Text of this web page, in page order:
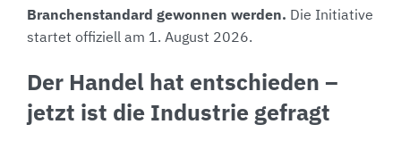
Branchenstandard gewonnen werden. Die Initiative
startet offiziell am 1. August 2026.
Der Handel hat entschieden –
jetzt ist die Industrie gefragt